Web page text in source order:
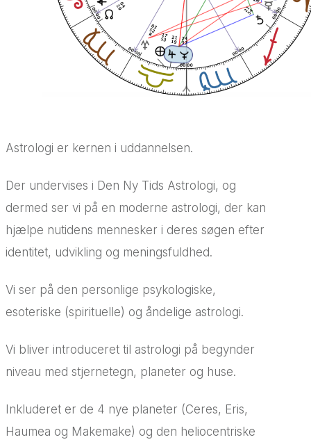
Astrologi er kernen i uddannelsen.
Der undervises i Den Ny Tids Astrologi, og
dermed ser vi på en moderne astrologi, der kan
hjælpe nutidens mennesker i deres søgen efter
identitet, udvikling og meningsfuldhed.
Vi ser på den personlige psykologiske,
esoteriske (spirituelle) og åndelige astrologi.
Vi bliver introduceret til astrologi på begynder
niveau med stjernetegn, planeter og huse.
Inkluderet er de 4 nye planeter (Ceres, Eris,
Haumea og Makemake) og den heliocentriske